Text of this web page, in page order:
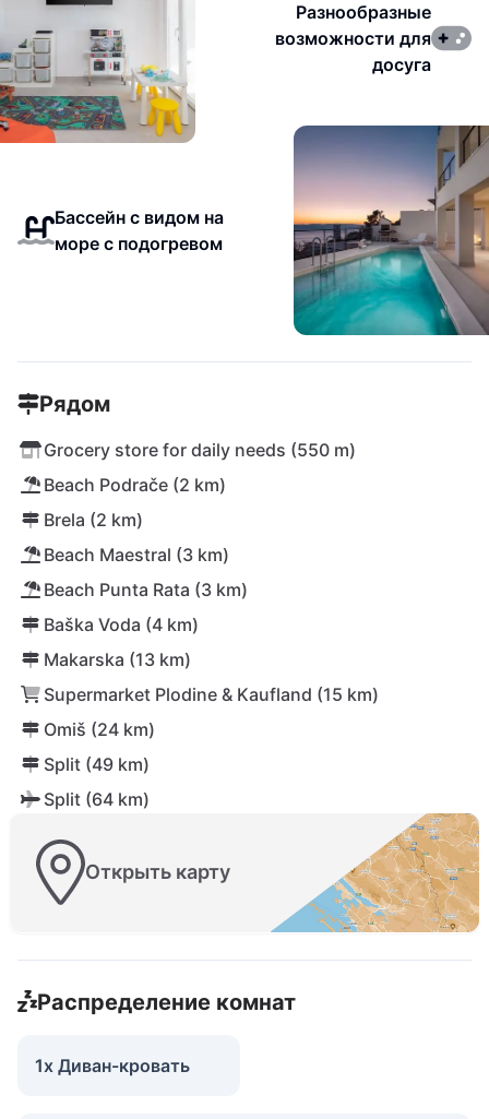
Разнообразные
возможности для
досуга
Бассейн с видом на
море с подогревом
Рядом
Grocery store for daily needs (550 m)
Beach Podrače (2 km)
Brela (2 km)
Beach Maestral (3 km)
Beach Punta Rata (3 km)
Baška Voda (4 km)
Makarska (13 km)
Supermarket Plodine & Kaufland (15 km)
Omiš (24 km)
Split (49 km)
Split (64 km)
Открыть карту
Распределение комнат
1x Диван-кровать